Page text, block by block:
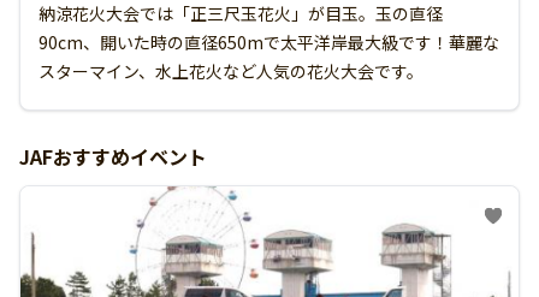
納涼花火大会では「正三尺玉花火」が目玉。玉の直径
90cm、開いた時の直径650mで太平洋岸最大級です！華麗な
スターマイン、水上花火など人気の花火大会です。
JAFおすすめイベント